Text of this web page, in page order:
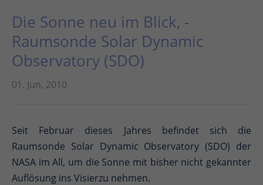
Die Sonne neu im Blick, -
Raumsonde Solar Dynamic
Observatory (SDO)
01. Jun, 2010
Seit Februar dieses Jahres befindet sich die
Raumsonde Solar Dynamic Observatory (SDO) der
NASA im All, um die Sonne mit bisher nicht gekannter
Auflösung ins Visierzu nehmen.